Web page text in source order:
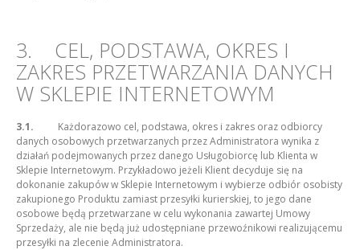
3. CEL, PODSTAWA, OKRES I
ZAKRES PRZETWARZANIA DANYCH
W SKLEPIE INTERNETOWYM
3.1. Każdorazowo cel, podstawa, okres i zakres oraz odbiorcy
danych osobowych przetwarzanych przez Administratora wynika z
działań podejmowanych przez danego Usługobiorcę lub Klienta w
Sklepie Internetowym. Przykładowo jeżeli Klient decyduje się na
dokonanie zakupów w Sklepie Internetowym i wybierze odbiór osobisty
zakupionego Produktu zamiast przesyłki kurierskiej, to jego dane
osobowe będą przetwarzane w celu wykonania zawartej Umowy
Sprzedaży, ale nie będą już udostępniane przewoźnikowi realizującemu
przesyłki na zlecenie Administratora.